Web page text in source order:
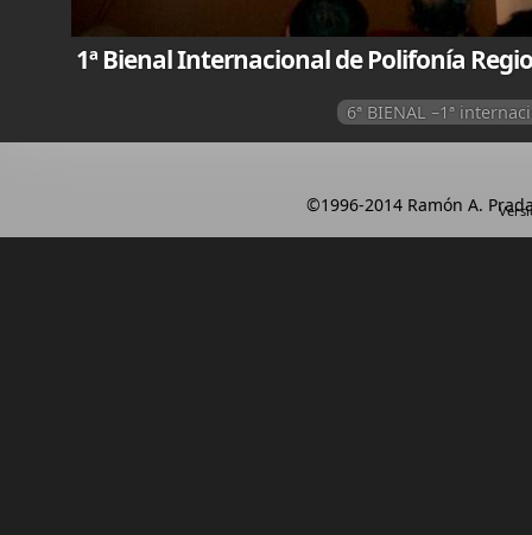
1ª Bienal Internacional de Polifonía
6ª BIENAL –1ª
©1996-2014 Ramón A.